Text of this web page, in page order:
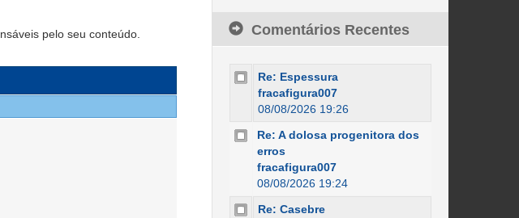
pelo seu conteúdo. Comentários Recentes
Re: Espessura
fracafigura007
08/08/2026 19:26
Re: A dolosa progenitora dos
erros
fracafigura007
08/08/2026 19:24
Re: Casebre